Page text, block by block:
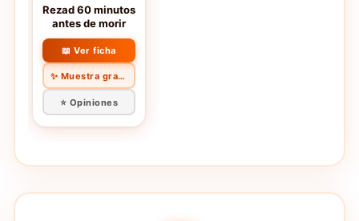
Rezad 60 minutos
antes de morir
📖 Ver ficha
✨ Muestra gratis
⭐ Opiniones